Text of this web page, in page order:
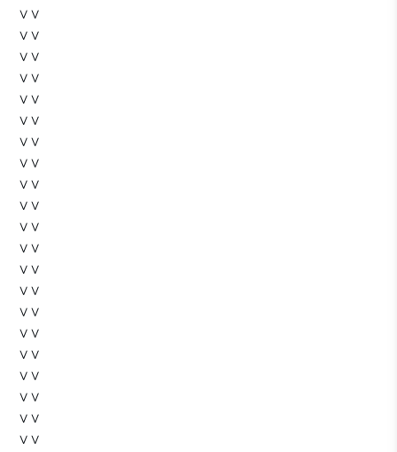
∨∨
∨∨
∨∨
∨∨
∨∨
∨∨
∨∨
∨∨
∨∨
∨∨
∨∨
∨∨
∨∨
∨∨
∨∨
∨∨
∨∨
∨∨
∨∨
∨∨
∨∨